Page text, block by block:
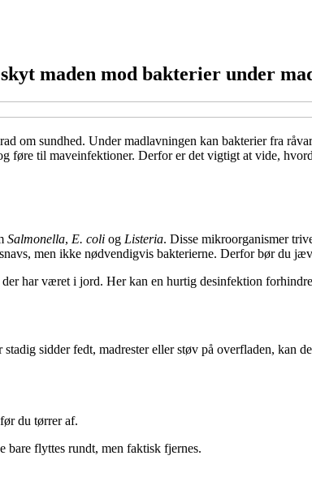
maden mod bakterier under
om sundhed. Under madlavningen kan bakterier fra
føre til maveinfektioner. Derfor er det vigtigt at vide,
Salmonella, E. coli og Listeria. Disse mikroorganismer
men ikke nødvendigvis bakterierne. Derfor bør du
har været i jord. Her kan en hurtig desinfektion
sidder fedt, madrester eller støv på overfladen, kan
du tørrer af.
bare flyttes rundt, men faktisk fjernes.